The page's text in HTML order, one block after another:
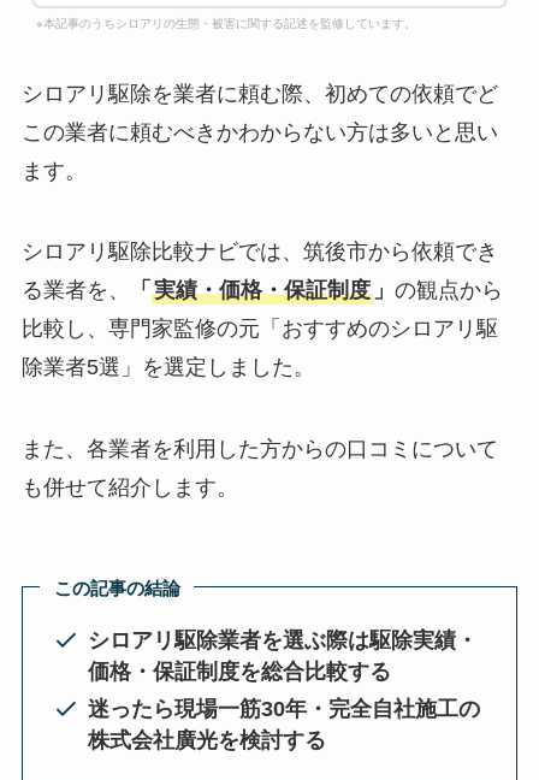
※本記事のうちシロアリの生態・被害に関する記述を監修しています。
シロアリ駆除を業者に頼む際、初めての依頼でど
この業者に頼むべきかわからない方は多いと思い
ます。
シロアリ駆除比較ナビでは、筑後市から依頼でき
る業者を、
「 実績・価格・保証制度」 の観点から
比較し、専門家監修の元「おすすめのシロアリ駆
除業者5選」を選定しました。
また、各業者を利用した方からの口コミについて
も併せて紹介します。
この記事の結論
シロアリ駆除業者を選ぶ際は駆除実績・
価格・保証制度を総合比較する
迷ったら現場一筋30年・完全自社施工の
株式会社廣光を検討する